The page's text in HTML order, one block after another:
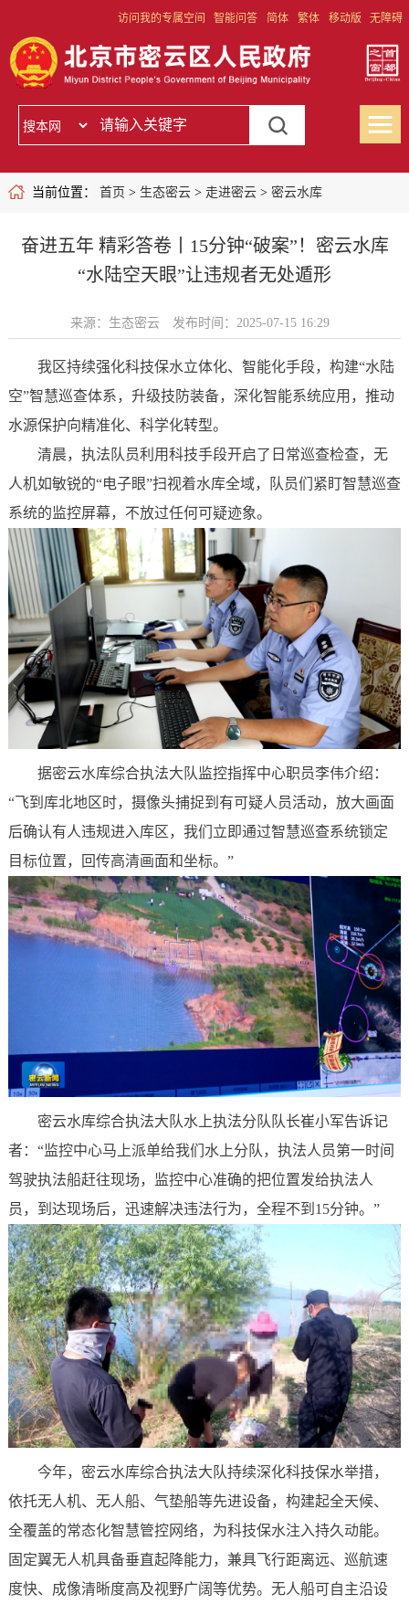
访问我的专属空间 智能问答 简体 繁体 移动版 无障碍
当前位置： 首页 > 生态密云> 走进密云> 密云水库
奋进五年 精彩答卷丨15分钟“破案”！密云水库
“水陆空天眼”让违规者无处遁形
来源：生态密云 发布时间：2025-07-15 16:29
我区持续强化科技保水立体化、智能化手段，构建“水陆
空”智慧巡查体系，升级技防装备，深化智能系统应用，推动
水源保护向精准化、科学化转型。
清晨，执法队员利用科技手段开启了日常巡查检查，无
人机如敏锐的“电子眼”扫视着水库全域，队员们紧盯智慧巡查
系统的监控屏幕，不放过任何可疑迹象。
据密云水库综合执法大队监控指挥中心职员李伟介绍：
“飞到库北地区时，摄像头捕捉到有可疑人员活动，放大画面
后确认有人违规进入库区，我们立即通过智慧巡查系统锁定
目标位置，回传高清画面和坐标。”
密云水库综合执法大队水上执法分队队长崔小军告诉记
者：“监控中心马上派单给我们水上分队，执法人员第一时间
驾驶执法船赶往现场，监控中心准确的把位置发给执法人
员，到达现场后，迅速解决违法行为，全程不到15分钟。”
今年，密云水库综合执法大队持续深化科技保水举措，
依托无人机、无人船、气垫船等先进设备，构建起全天候、
全覆盖的常态化智慧管控网络，为科技保水注入持久动能。
固定翼无人机具备垂直起降能力，兼具飞行距离远、巡航速
度快、成像清晰度高及视野广阔等优势。无人船可自主沿设